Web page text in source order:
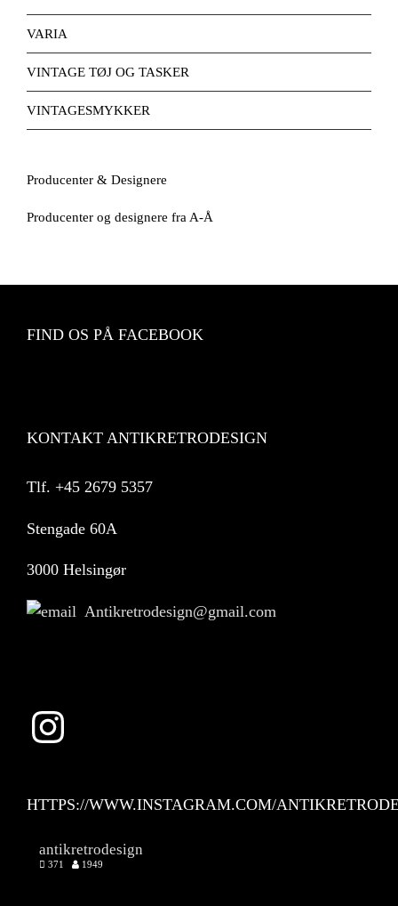
VARIA
VINTAGE TØJ OG TASKER
VINTAGESMYKKER
Producenter & Designere
Producenter og designere fra A-Å
FIND OS PÅ FACEBOOK
KONTAKT ANTIKRETRODESIGN
Tlf. +45 2679 5357
Stengade 60A
3000 Helsingør
Antikretrodesign@gmail.com
HTTPS://WWW.INSTAGRAM.COM/
antikretrodesign
371 1949